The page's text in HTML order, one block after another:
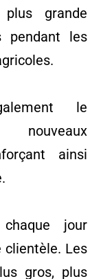
grande
pendant les
le
ainsi
jour
clientèle. Les
gros, plus